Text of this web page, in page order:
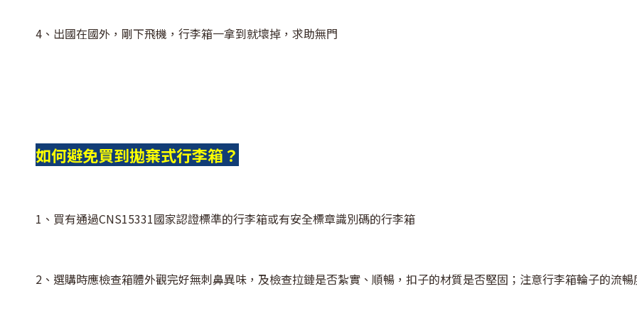
4、出國在國外，剛下飛機，行李箱一拿到就壞掉，求助無門
如何避免買到拋棄式行李箱？
1、買有通過CNS15331國家認證標準的行李箱或有安全標章識別碼的行李箱
2、選購時應檢查箱體外觀完好無刺鼻異味，及檢查拉鏈是否紮實、順暢，扣子的材質是否堅固；注意行李箱輪子的流暢